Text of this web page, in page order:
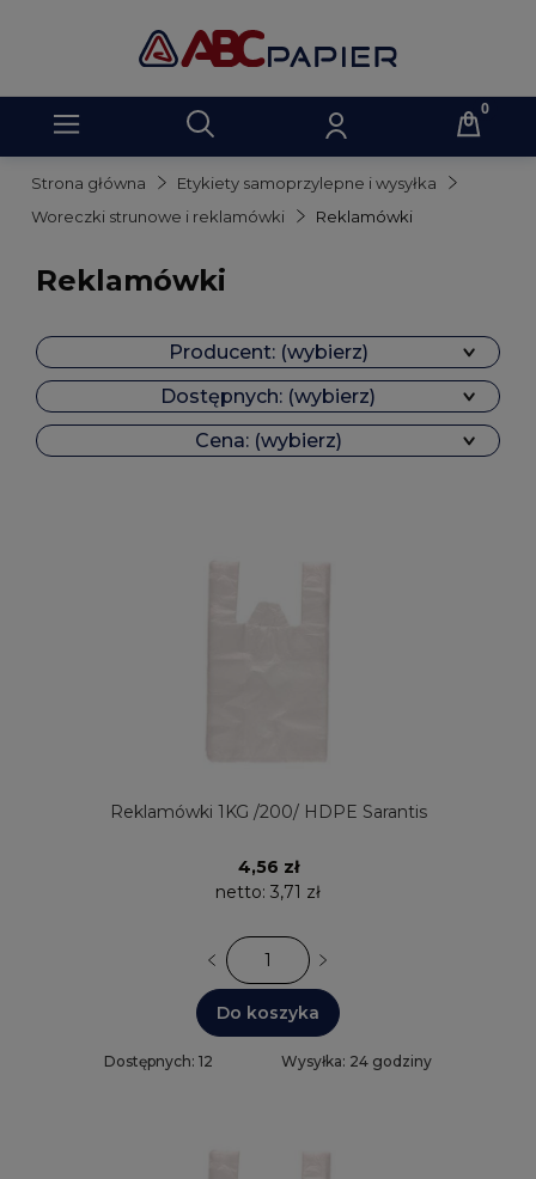
Strona główna
Etykiety samoprzylepne i wysyłka
Woreczki strunowe i reklamówki
Reklamówki
Reklamówki
Producent: (wybierz)
Dostępnych: (wybierz)
Cena: (wybierz)
Reklamówki 1KG /200/ HDPE Sarantis
4,56 zł
netto: 3,71 zł
Do koszyka
Dostępnych: 12 Wysyłka: 24 godziny